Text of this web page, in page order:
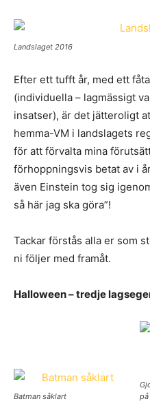
Landslaget 2016
Efter ett tufft år, med ett
(individuella – lagmässigt
insatser), är det jätteroligt
hemma-VM i landslagets
för att förvalta mina
förhoppningsvis betat av i
även Einstein tog sig
så här jag ska göra”!
Tackar förstås alla er som
ni följer med framåt.
Halloween – tredje
Batman såklart